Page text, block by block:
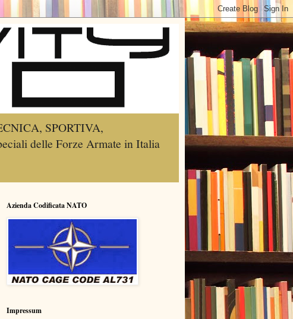
SPORTIVA,
delle Forze Armate in Italia
Azienda Codificata NATO
Impressum